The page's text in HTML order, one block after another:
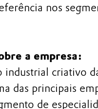
nos
a empresa:
industrial criativo
das principais
de